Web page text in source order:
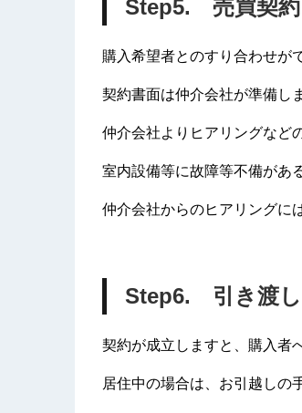
Step5. 売買契約
購入希望者とのすり合わせが
契約書面は仲介会社が準備し
仲介会社よりヒアリングなど
室内設備等に故障等不備があ
仲介会社からのヒアリングに
Step6. 引き渡
契約が成立しますと、購入者
居住中の場合は、お引越しの